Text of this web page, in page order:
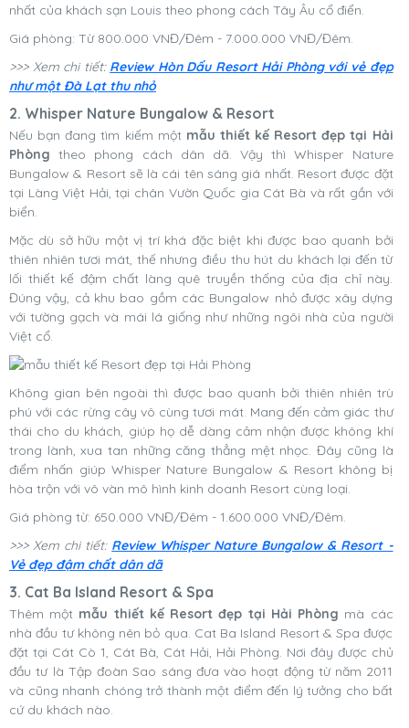
nhất của khách sạn Louis theo phong cách Tây Âu cổ điển.
Giá phòng: Từ 800.000 VNĐ/Đêm - 7.000.000 VNĐ/Đêm.
>>> Xem chi tiết: Review Hòn Dấu Resort Hải Phòng với vẻ đẹp
như một Đà Lạt thu nhỏ
2. Whisper Nature Bungalow & Resort
Nếu bạn đang tìm kiếm một mẫu thiết kế Resort đẹp tại Hải
Phòngtheo phong cách dân dã. Vậy thì Whisper Nature
Bungalow & Resort sẽ là cái tên sáng giá nhất. Resort được đặt
tại Làng Việt Hải, tại chân Vườn Quốc gia Cát Bà và rất gần với
biển.
Mặc dù sở hữu một vị trí khá đặc biệt khi được bao quanh bởi
thiên nhiên tươi mát, thế nhưng điều thu hút du khách lại đến từ
lối thiết kế đậm chất làng quê truyền thống của địa chỉ này.
Đúng vậy, cả khu bao gồm các Bungalow nhỏ được xây dựng
với tường gạch và mái lá giống như những ngôi nhà của người
Việt cổ.
Không gian bên ngoài thì được bao quanh bởi thiên nhiên trù
phú với các rừng cây vô cùng tươi mát. Mang đến cảm giác thư
thái cho du khách, giúp họ dễ dàng cảm nhận được không khí
trong lành, xua tan những căng thẳng mệt nhọc. Đây cũng là
điểm nhấn giúp Whisper Nature Bungalow & Resort không bị
hòa trộn với vô vàn mô hình kinh doanh Resort cùng loại.
Giá phòng từ: 650.000 VNĐ/Đêm - 1.600.000 VNĐ/Đêm.
>>> Xem chi tiết: Review Whisper Nature Bungalow & Resort -
Vẻ đẹp đậm chất dân dã
3. Cat Ba Island Resort & Spa
Thêm một mẫu thiết kế Resort đẹp tại Hải Phòng mà các
nhà đầu tư không nên bỏ qua. Cat Ba Island Resort & Spa được
đặt tại Cát Cò 1, Cát Bà, Cát Hải, Hải Phòng. Nơi đây được chủ
đầu tư là Tập đoàn Sao sáng đưa vào hoạt động từ năm 2011
và cũng nhanh chóng trở thành một điểm đến lý tưởng cho bất
cứ du khách nào.